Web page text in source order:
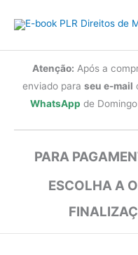
para
Atenção: Após a
enviado para seu e-mail
WhatsApp de
PARA
ESCOLHA A